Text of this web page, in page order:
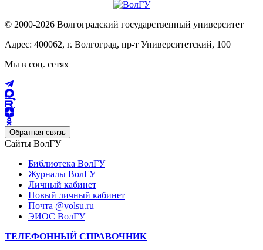
© 2000-2026 Волгоградский государственный университет
Адрес: 400062, г. Волгоград, пр-т Университетский, 100
Мы в соц. сетях
Обратная связь
Сайты ВолГУ
Библиотека ВолГУ
Журналы ВолГУ
Личный кабинет
Новый личный кабинет
Почта @volsu.ru
ЭИОС ВолГУ
ТЕЛЕФОННЫЙ СПРАВОЧНИК